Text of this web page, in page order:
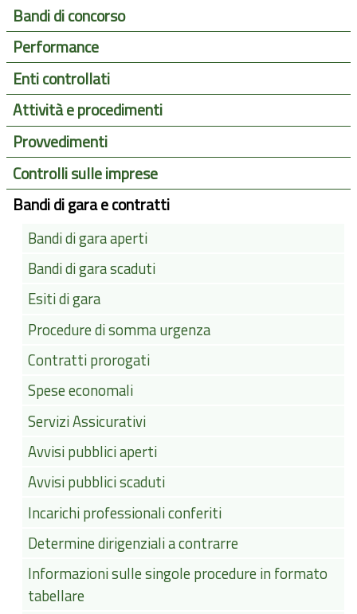
Bandi di concorso
Performance
Enti controllati
Attività e procedimenti
Provvedimenti
Controlli sulle imprese
Bandi di gara e contratti
Bandi di gara aperti
Bandi di gara scaduti
Esiti di gara
Procedure di somma urgenza
Contratti prorogati
Spese economali
Servizi Assicurativi
Avvisi pubblici aperti
Avvisi pubblici scaduti
Incarichi professionali conferiti
Determine dirigenziali a contrarre
Informazioni sulle singole procedure in formato
tabellare